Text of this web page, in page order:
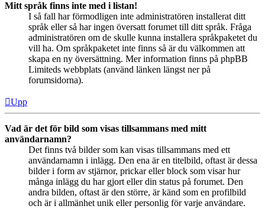
Mitt språk finns inte med i listan!
I så fall har förmodligen inte administratören installerat ditt
språk eller så har ingen översatt forumet till ditt språk. Fråga
administratören om de skulle kunna installera språkpaketet du
vill ha. Om språkpaketet inte finns så är du välkommen att
skapa en ny översättning. Mer information finns på phpBB
Limiteds webbplats (använd länken längst ner på
forumsidorna).
Upp
Vad är det för bild som visas tillsammans med mitt
användarnamn?
Det finns två bilder som kan visas tillsammans med ett
användarnamn i inlägg. Den ena är en titelbild, oftast är dessa
bilder i form av stjärnor, prickar eller block som visar hur
många inlägg du har gjort eller din status på forumet. Den
andra bilden, oftast är den större, är känd som en profilbild
och är i allmänhet unik eller personlig för varje användare.